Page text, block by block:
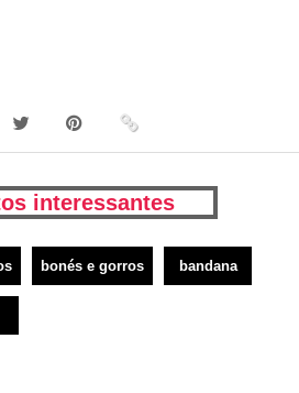
interessantes
bonés e gorros bandana